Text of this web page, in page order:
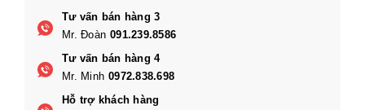
Tư vấn bán hàng 3
Mr. Đoàn 091.239.8586
Tư vấn bán hàng 4
Mr. Minh 0972.838.698
Hỗ trợ khách hàng